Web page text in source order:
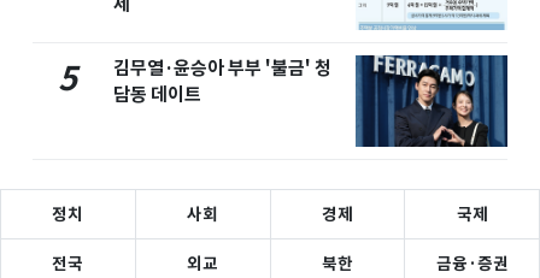
5
김무열·윤승아 부부 '불금' 청
담동 데이트
정치 사회 경제 국제
전국 외교 북한 금융·증권